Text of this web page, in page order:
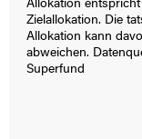
Allokation
Zielallokation. Die
Allokation kann
abweichen.
Superfund